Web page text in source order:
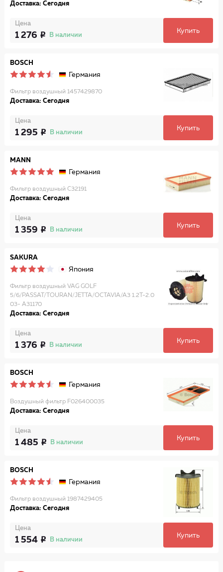
Доставка: Сегодня
Цена
1 276 В наличии
Купить
BOSCH
Германия
Фильтр воздушный 1457429870
Доставка: Сегодня
Цена
1 295 В наличии
Купить
MANN
Германия
Фильтр воздушный C32191
Доставка: Сегодня
Цена
1 359 В наличии
Купить
SAKURA
Япония
Фильтр воздушный VAG GOLF
5/6/PASSAT/TOURAN/JETTA/OCTAVIA/A3 1.2T-2.0
03- A31170
Доставка: Сегодня
Цена
1 376 В наличии
Купить
BOSCH
Германия
Воздушный фильтр F026400035
Доставка: Сегодня
Цена
1 485 В наличии
Купить
BOSCH
Германия
Фильтр воздушный 1987429405
Доставка: Сегодня
Цена
1 554 В наличии
Купить